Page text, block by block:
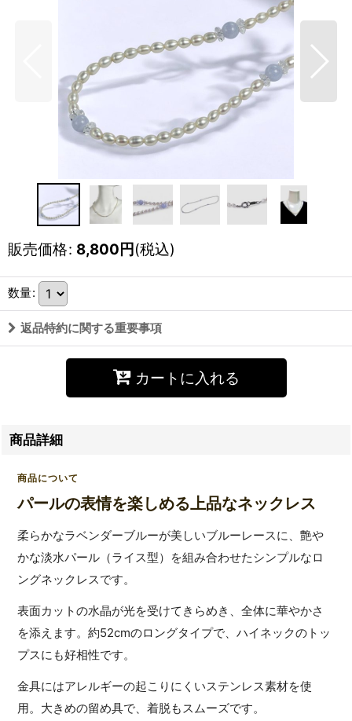
販売価格: 8,800 円 (税込)
数量:
返品特約に関する重要事項
カートに入れる
商品詳細
商品について
パールの表情を楽しめる上品なネックレス
柔らかなラベンダーブルーが美しいブルーレースに、艶や
かな淡水パール（ライス型）を組み合わせたシンプルなロ
ングネックレスです。
表面カットの水晶が光を受けてきらめき、全体に華やかさ
を添えます。約52cmのロングタイプで、ハイネックのトッ
プスにも好相性です。
金具にはアレルギーの起こりにくいステンレス素材を使
用。大きめの留め具で、着脱もスムーズです。